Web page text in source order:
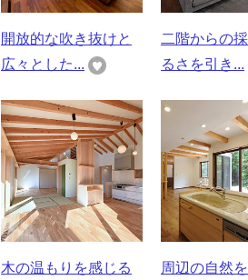
開放的な吹き抜けと
広々とした...
二階からの
るさを引き...
木の温もりを感じる
周辺の自然